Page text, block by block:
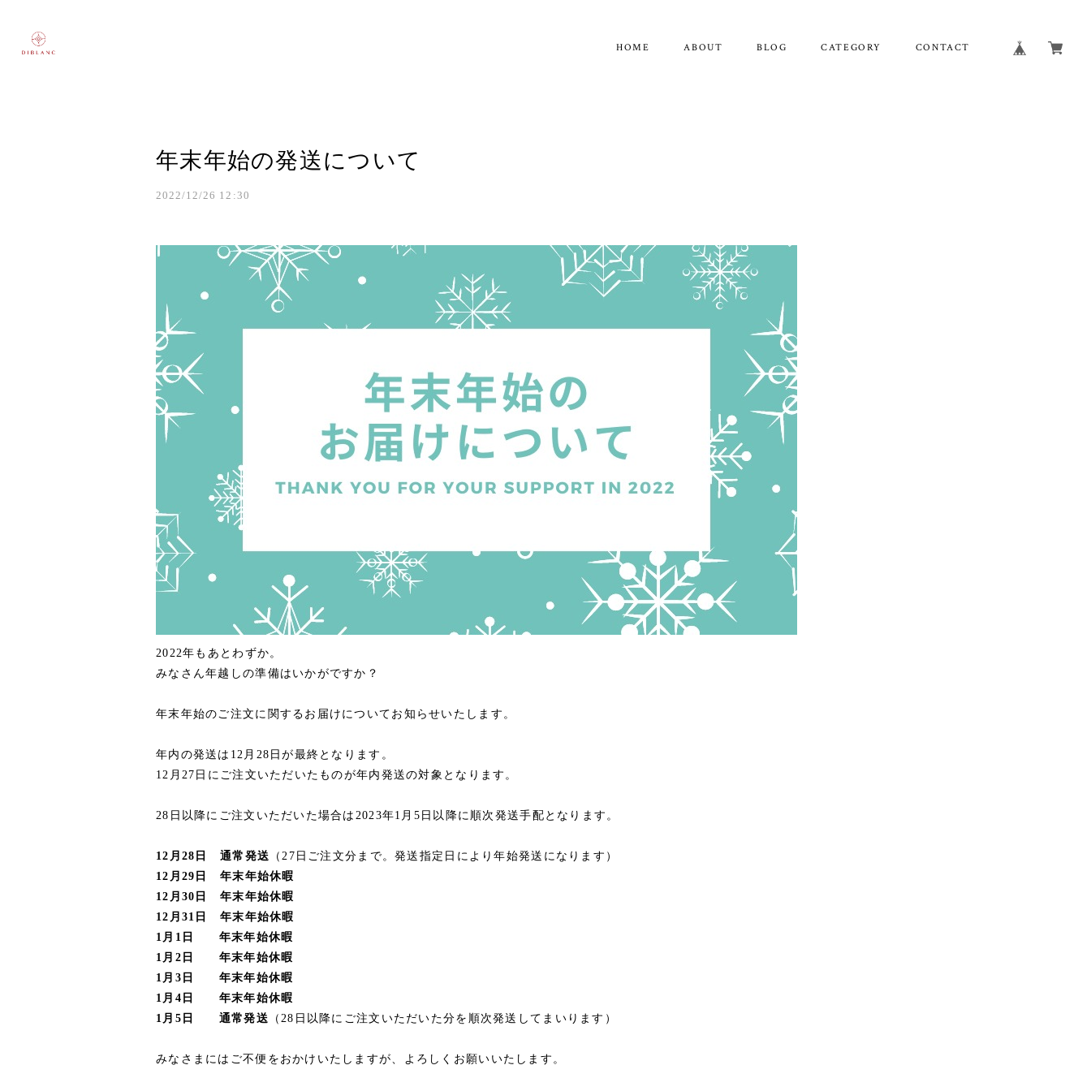
HOME ABOUT BLOG CATEGORY CONTACT
年末年始の発送について
2022/12/26 12:30
2022年もあとわずか。
みなさん年越しの準備はいかがですか？
年末年始のご注文に関するお届けについてお知らせいたします。
年内の発送は12月28日が最終となります。
12月27日にご注文いただいたものが年内発送の対象となります。
28日以降にご注文いただいた場合は2023年1月5日以降に順次発送手配となります。
12月28日 通常発送 （27日ご注文分まで。発送指定日により年始発送になります）
12月29日 年末年始休暇
12月30日 年末年始休暇
12月31日 年末年始休暇
1月1日 年末年始休暇
1月2日 年末年始休暇
1月3日 年末年始休暇
1月4日 年末年始休暇
1月5日 通常発送 （28日以降にご注文いただいた分を順次発送してまいります）
みなさまにはご不便をおかけいたしますが、よろしくお願いいたします。